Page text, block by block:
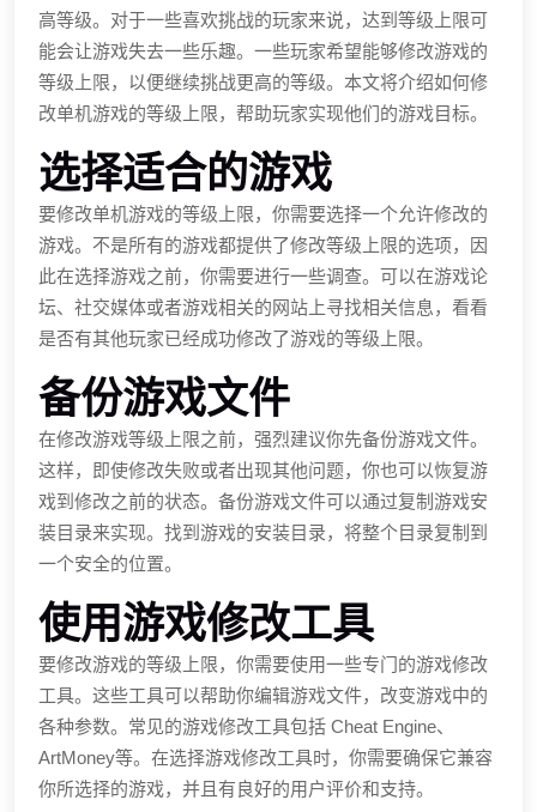
高等级。对于一些喜欢挑战的玩家来说，达到等级上限可
能会让游戏失去一些乐趣。一些玩家希望能够修改游戏的
等级上限，以便继续挑战更高的等级。本文将介绍如何修
改单机游戏的等级上限，帮助玩家实现他们的游戏目标。
选择适合的游戏
要修改单机游戏的等级上限，你需要选择一个允许修改的
游戏。不是所有的游戏都提供了修改等级上限的选项，因
此在选择游戏之前，你需要进行一些调查。可以在游戏论
坛、社交媒体或者游戏相关的网站上寻找相关信息，看看
是否有其他玩家已经成功修改了游戏的等级上限。
备份游戏文件
在修改游戏等级上限之前，强烈建议你先备份游戏文件。
这样，即使修改失败或者出现其他问题，你也可以恢复游
戏到修改之前的状态。备份游戏文件可以通过复制游戏安
装目录来实现。找到游戏的安装目录，将整个目录复制到
一个安全的位置。
使用游戏修改工具
要修改游戏的等级上限，你需要使用一些专门的游戏修改
工具。这些工具可以帮助你编辑游戏文件，改变游戏中的
各种参数。常见的游戏修改工具包括 Cheat Engine、
ArtMoney等。在选择游戏修改工具时，你需要确保它兼容
你所选择的游戏，并且有良好的用户评价和支持。